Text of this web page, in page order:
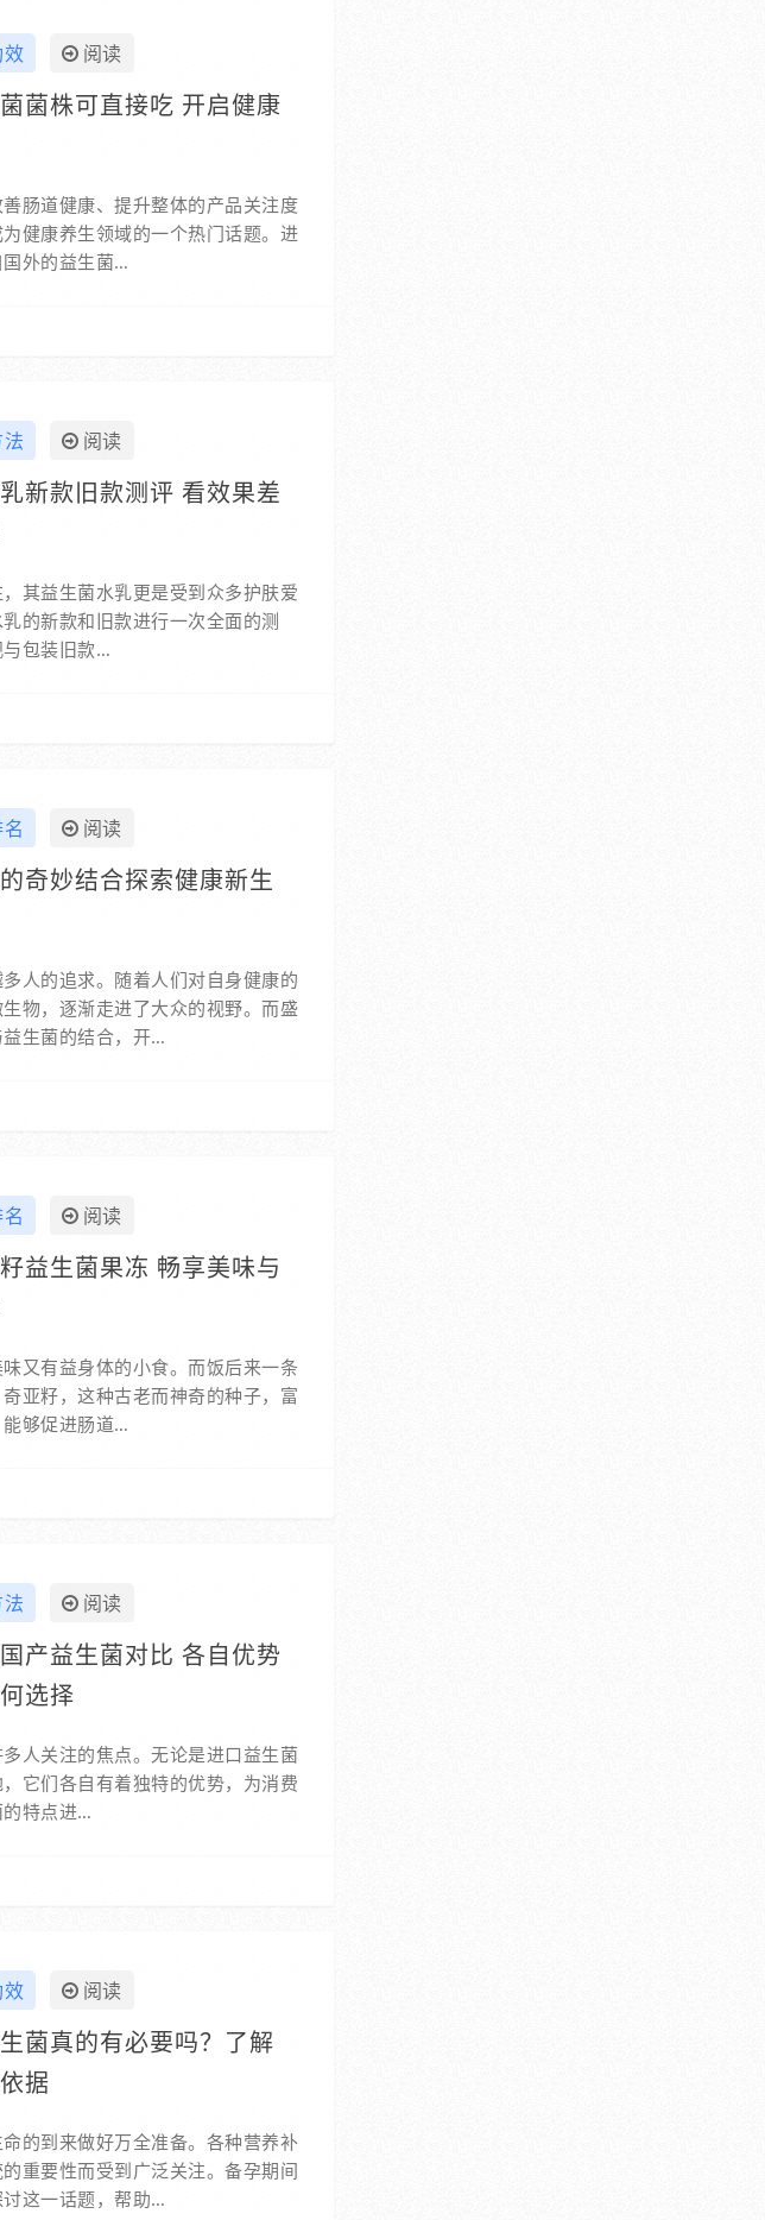
阅读
菌株可直接吃 开启健康
肠道健康、提升整体的产品关注度
健康养生领域的一个热门话题。进
外的益生菌…
阅读
新款旧款测评 看效果差
其益生菌水乳更是受到众多护肤爱
的新款和旧款进行一次全面的测
与包装旧款…
阅读
奇妙结合探索健康新生
人的追求。随着人们对自身健康的
物，逐渐走进了大众的视野。而盛
生菌的结合，开…
阅读
益生菌果冻 畅享美味与
又有益身体的小食。而饭后来一条
亚籽，这种古老而神奇的种子，富
够促进肠道…
阅读
产益生菌对比 各自优势
选择
人关注的焦点。无论是进口益生菌
它们各自有着独特的优势，为消费
的特点进…
阅读
菌真的有必要吗？了解
据
的到来做好万全准备。各种营养补
重要性而受到广泛关注。备孕期间
这一话题，帮助…